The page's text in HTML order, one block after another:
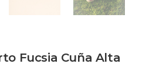
Fucsia Cuña Alta